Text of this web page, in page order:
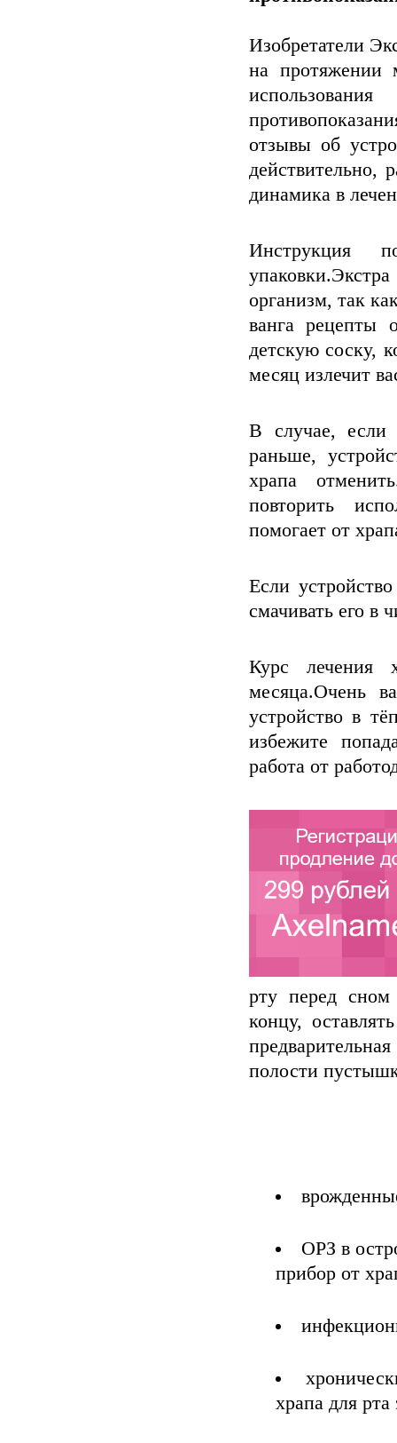
Изобретатели
на протяжении
отзывы об
действительно,
динамика в
Инструкция
организм, так
ванга рецепты
детскую соску,
месяц излечит
В случае, если
раньше,
храпа
повторить
помогает от
Если
смачивать его в
Курс лечения
месяца.Очень
устройство в
избежите
работа от
рту перед сном
концу,
полости
ОРЗ в
прибор от
храпа для рта